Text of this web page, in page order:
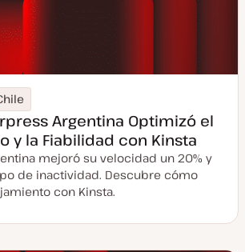
Argentina Optimizó el
y la Fiabilidad con Kinsta
mejoró su velocidad un 20% y
de inactividad. Descubre cómo
con Kinsta.